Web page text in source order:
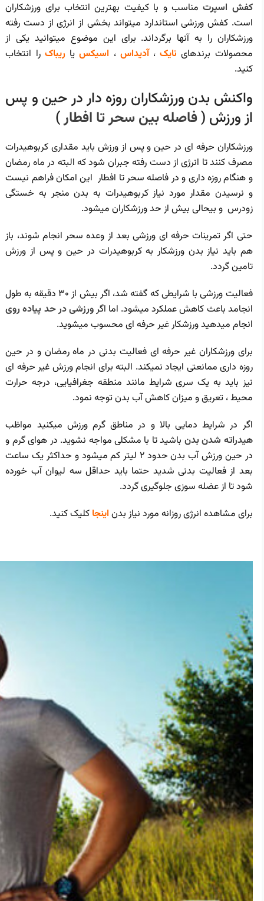
کفش اسپرتمناسب و با کیفیت بهترین انتخاب برای ورزشکاران
است. کفش ورزشی استاندارد میتواند بخشی از انرژی از دست رفته
ورزشکاران را به آنها برگرداند. برای این موضوع میتوانید یکی از
محصولات برندهای نایک،آدیداس ، اسیکسیاریباک را انتخاب
کنید.
واکنش بدن ورزشکاران روزه دار در حین و پس
از ورزش (فاصله بین سحر تا افطار)
ورزشکاران حرفه ای در حین و پس از ورزش باید مقداری کربوهیدرات
مصرف کنند تا انرژی از دست رفته جبران شود که البته در ماه رمضان
و هنگام روزه داری و در فاصله سحر تا افطار این امکان فراهم نیست
و نرسیدن مقدار مورد نیاز کربوهیدرات به بدن منجر به خستگی
زودرس و بیحالی بیش از حد ورزشکاران میشود.
حتی اگر تمرینات حرفه ای ورزشی بعد از وعده سحر انجام شوند، باز
هم باید نیاز بدن ورزشکار به کربوهیدرات در حین و پس از ورزش
تامین گردد.
فعالیت ورزشی با شرایطی که گفته شد، اگر بیش از 30 دقیقه به طول
انجامد باعث کاهش عملکرد میشود. اما اگرورزشی در حد پیاده روی
انجام میدهید ورزشکار غیر حرفه ای محسوب میشوید.
برای ورزشکاران غیر حرفه ای فعالیت بدنی در ماه رمضان و در حین
روزه داری ممانعتی ایجاد نمیکند. البته برای انجام ورزش غیر حرفه ای
نیز باید به یک سری شرایط مانند منطقه جغرافیایی، درجه حرارت
محیط ، تعریق و میزان کاهش آب بدن توجه نمود.
اگر در شرایط دمایی بالا و در مناطق گرم ورزش میکنید مواظب
هیدراته شدن بدن باشید تا با مشکلی مواجه نشوید. در هوای گرم و
در حین ورزش آب بدن حدود 2 لیتر کم میشود و حداکثر یک ساعت
بعد از فعالیت بدنی شدید حتما باید حداقل سه لیوان آب خورده
شود تا از عضله سوزی جلوگیری گردد.
برای مشاهده انرژی روزانه مورد نیاز بدن اینجا کلیک کنید.